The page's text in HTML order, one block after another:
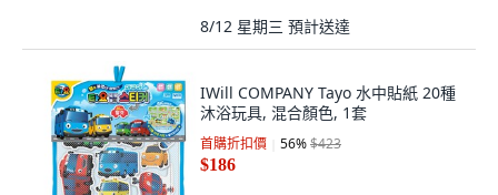
8/12 星期三 預計送達
IWill COMPANY Tayo 水中貼紙 20種
沐浴玩具, 混合顏色, 1套
首購折扣價 56%$423
$186